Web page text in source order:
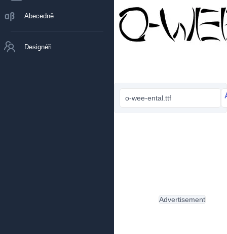
Abecedně
Designéři
o-wee-ental.ttf
Advertisement